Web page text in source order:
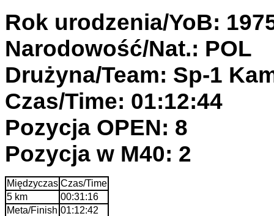
Rok urodzenia/YoB:
Narodowość/Nat.: POL
Drużyna/Team: Sp-1
Czas/Time: 01:12:44
Pozycja OPEN: 8
Pozycja w M40: 2
Międzyczas Czas/Time
5 km
00:31:16
Meta/Finish 01:12:42